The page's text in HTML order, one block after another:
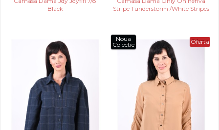
Black
Stripe Tunderstorm /White Stripes
Oferta
Noua
Colectie